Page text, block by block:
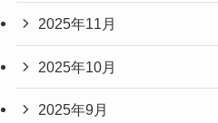
2025年11月
2025年10月
2025年9月